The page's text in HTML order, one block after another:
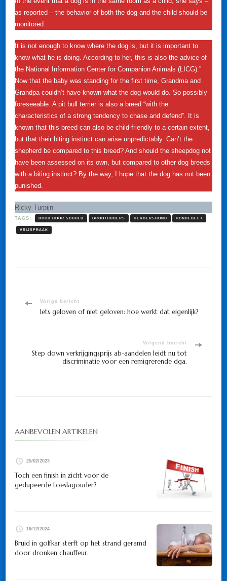
as reported – the behavior of both the dog and the child should be
monitored.
It is not enough to know where the dog is, but it is important to
know what he is doing. According to her, this is also the advice of
the National Information Center for Companion Animals (LICG).”
Now that the baby was standing for the first time, Grandma and
Grandpa couldn’t have known what the dog would do. So possibly
foreseeable. A pit bull terrier is also a breed “with the
characteristics of a strong tendency to chase and defend”. It is
known that this breed can also be child-friendly to a certain extent,
but that their biting instinct can arise unpredictably. Can’t the
shepherd be compared to this breed? And should the sheepdog not
have been assessed on its own, but compared to other dog breeds
with a biting instinct? By the way, I hope that the dog has not been
punished.
Ricky Turpijn
TAGS: DOOD DOOR SCHULD GROOTOUDERS HERDERSHOND HONDEBEET
VRIJSPRAAK
Bericht
Vorige bericht
Iets geloven of niet geloven: hoe werkt dat eigenlijk?
Volgend bericht
Step down verkrijgingsprijs ab-aandelen leidt nu tot
discriminatie voor een remigrerende dga.
AANBEVOLEN ARTIKELEN
25/02/2023
Toch een finish in zicht voor de
gedupeerde toeslagouder?
19/12/2024
Bruid in golfkar sterft op het strand geramd
door dronken chauffeur.